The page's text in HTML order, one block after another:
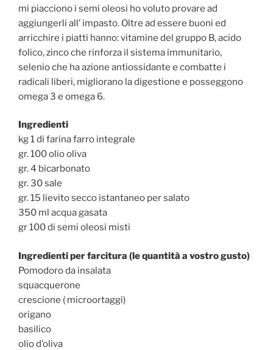
mi piacciono i semi oleosi ho voluto provare ad
aggiungerli all’ impasto. Oltre ad essere buoni ed
arricchire i piatti hanno: vitamine del gruppo B, acido
folico, zinco che rinforza il sistema immunitario,
selenio che ha azione antiossidante e combatte i
radicali liberi, migliorano la digestione e posseggono
omega 3 e omega 6.
Ingredienti
kg 1 di farina farro integrale
gr. 100 olio oliva
gr. 4 bicarbonato
gr. 30 sale
gr. 15 lievito secco istantaneo per salato
350 ml acqua gasata
gr 100 di semi oleosi misti
Ingredienti per farcitura (le quantità a vostro gusto)
Pomodoro da insalata
squacquerone
crescione ( microortaggi)
origano
basilico
olio d’oliva